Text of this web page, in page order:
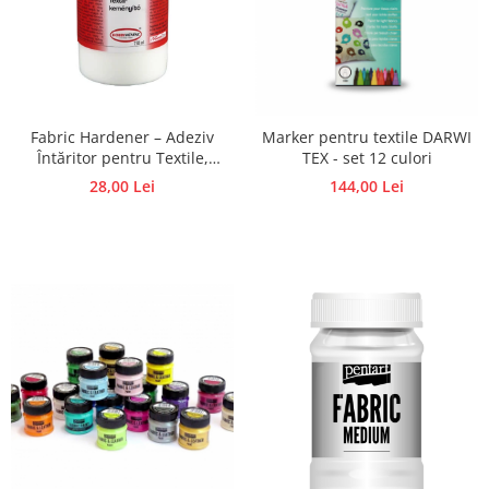
Hartie craft
Carton/Hartie efecte speciale
Carton/Hartie Scrapbooking
Hartie creponata
Rame, albume, notesuri
Masti
Forme/Figurine carton
Panglici, snururi, sarma
Fabric Hardener – Adeziv
Întăritor pentru Textile,
Dantelă, Piele 250 ml- Art
Export
28,00 Lei
Marker pentru textile DARWI
TEX - set 12 culori
144,00 Lei